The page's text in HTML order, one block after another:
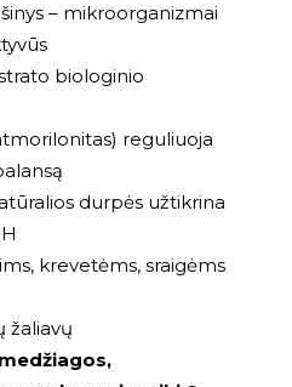
– mikroorganizmai
biologinio
reguliuoja
durpės užtikrina
krevetėms, sraigėms
žaliavų